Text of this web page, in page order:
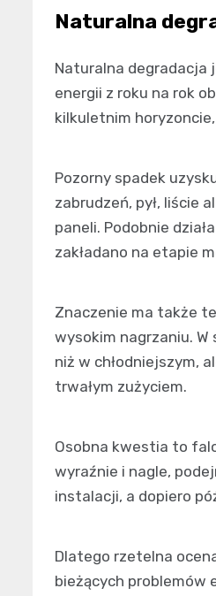
Naturalna
Naturalna degradacja
energii z roku na rok
kilkuletnim
Pozorny spadek
zabrudzeń, pył, liście
paneli. Podobnie
zakładano na etapie
Znaczenie ma także
wysokim nagrzaniu.
niż w chłodniejszym,
trwałym zużyciem.
Osobna kwestia to
wyraźnie i nagle,
instalacji, a dopiero
Dlatego rzetelna
bieżących problemów